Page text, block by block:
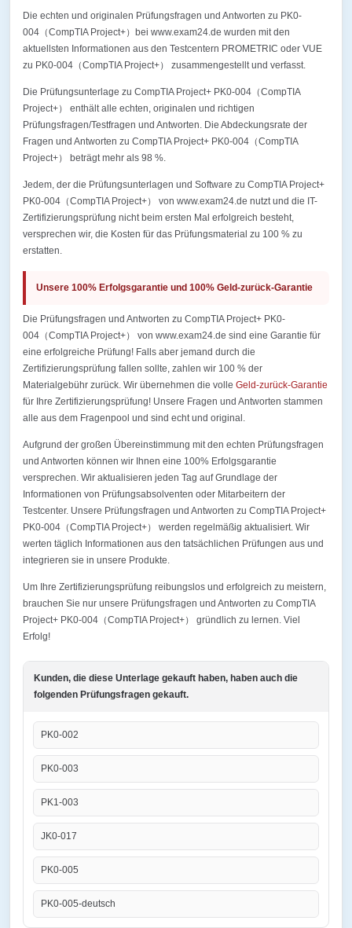
Die echten und originalen Prüfungsfragen und Antworten zu PK0-
004（CompTIA Project+）bei www.exam24.de wurden mit den
aktuellsten Informationen aus den Testcentern PROMETRIC oder VUE
zu PK0-004（CompTIA Project+） zusammengestellt und verfasst.
Die Prüfungsunterlage zu CompTIA Project+ PK0-004（CompTIA
Project+） enthält alle echten, originalen und richtigen
Prüfungsfragen/Testfragen und Antworten. Die Abdeckungsrate der
Fragen und Antworten zu CompTIA Project+ PK0-004（CompTIA
Project+） beträgt mehr als 98 %.
Jedem, der die Prüfungsunterlagen und Software zu CompTIA Project+
PK0-004（CompTIA Project+） von www.exam24.de nutzt und die IT-
Zertifizierungsprüfung nicht beim ersten Mal erfolgreich besteht,
versprechen wir, die Kosten für das Prüfungsmaterial zu 100 % zu
erstatten.
Unsere 100% Erfolgsgarantie und 100% Geld-zurück-Garantie
Die Prüfungsfragen und Antworten zu CompTIA Project+ PK0-
004（CompTIA Project+） von www.exam24.de sind eine Garantie für
eine erfolgreiche Prüfung! Falls aber jemand durch die
Zertifizierungsprüfung fallen sollte, zahlen wir 100 % der
Materialgebühr zurück. Wir übernehmen die volle Geld-zurück-Garantie
für Ihre Zertifizierungsprüfung! Unsere Fragen und Antworten stammen
alle aus dem Fragenpool und sind echt und original.
Aufgrund der großen Übereinstimmung mit den echten Prüfungsfragen
und Antworten können wir Ihnen eine 100% Erfolgsgarantie
versprechen. Wir aktualisieren jeden Tag auf Grundlage der
Informationen von Prüfungsabsolventen oder Mitarbeitern der
Testcenter. Unsere Prüfungsfragen und Antworten zu CompTIA Project+
PK0-004（CompTIA Project+） werden regelmäßig aktualisiert. Wir
werten täglich Informationen aus den tatsächlichen Prüfungen aus und
integrieren sie in unsere Produkte.
Um Ihre Zertifizierungsprüfung reibungslos und erfolgreich zu meistern,
brauchen Sie nur unsere Prüfungsfragen und Antworten zu CompTIA
Project+ PK0-004（CompTIA Project+） gründlich zu lernen. Viel
Erfolg!
Kunden, die diese Unterlage gekauft haben, haben auch die
folgenden Prüfungsfragen gekauft.
PK0-002
PK0-003
PK1-003
JK0-017
PK0-005
PK0-005-deutsch